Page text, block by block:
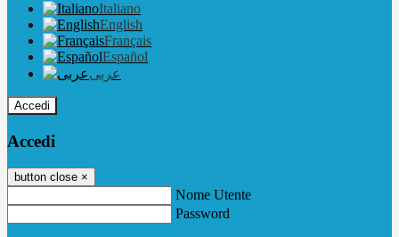
Italiano
English
Français
Español
عربى
Accedi
Accedi
button close ×
Nome Utente
Password